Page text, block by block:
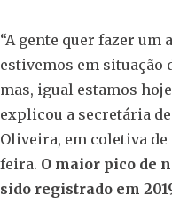
“A gente quer fazer um
estivemos em situação
mas, igual estamos
explicou a secretária
Oliveira, em coletiva
feira. O maior pico de
sido registrado em